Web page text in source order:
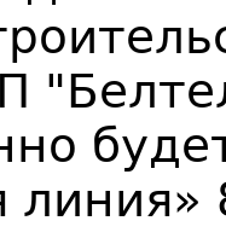
линия»